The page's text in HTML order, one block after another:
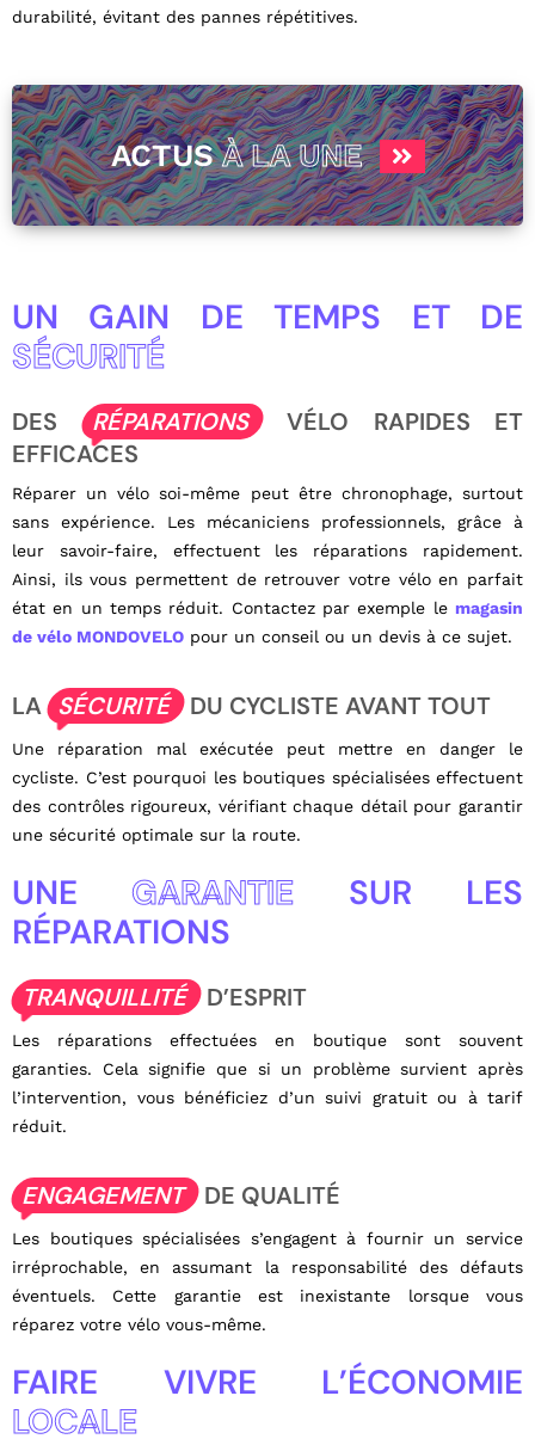
durabilité, évitant des pannes répétitives.
ACTUSÀ LA UNE
UN GAIN DE TEMPS ET DE
SÉCURITÉ
DES RÉPARATIONS VÉLO RAPIDES ET
EFFICACES
Réparer un vélo soi-même peut être chronophage, surtout
sans expérience. Les mécaniciens professionnels, grâce à
leur savoir-faire, effectuent les réparations rapidement.
Ainsi, ils vous permettent de retrouver votre vélo en parfait
état en un temps réduit. Contactez par exemple le magasin
de vélo MONDOVELO pour un conseil ou un devis à ce sujet.
LA SÉCURITÉ DU CYCLISTE AVANT TOUT
Une réparation mal exécutée peut mettre en danger le
cycliste. C’est pourquoi les boutiques spécialisées effectuent
des contrôles rigoureux, vérifiant chaque détail pour garantir
une sécurité optimale sur la route.
UNEGARANTIE SUR LES
RÉPARATIONS
TRANQUILLITÉ D’ESPRIT
Les réparations effectuées en boutique sont souvent
garanties. Cela signifie que si un problème survient après
l’intervention, vous bénéficiez d’un suivi gratuit ou à tarif
réduit.
ENGAGEMENT DE QUALITÉ
Les boutiques spécialisées s’engagent à fournir un service
irréprochable, en assumant la responsabilité des défauts
éventuels. Cette garantie est inexistante lorsque vous
réparez votre vélo vous-même.
FAIRE VIVRE L’ÉCONOMIE
LOCALE